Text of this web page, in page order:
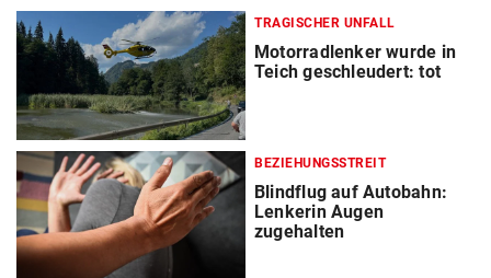
TRAGISCHER UNFALL
Motorradlenker wurde in
Teich geschleudert: tot
BEZIEHUNGSSTREIT
Blindflug auf Autobahn:
Lenkerin Augen
zugehalten